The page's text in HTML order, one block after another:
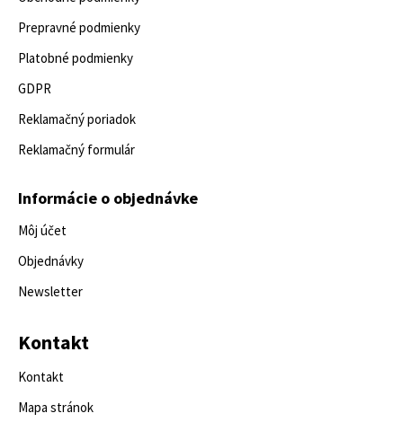
Prepravné podmienky
Platobné podmienky
GDPR
Reklamačný poriadok
Reklamačný formulár
Informácie o objednávke
Môj účet
Objednávky
Newsletter
Kontakt
Kontakt
Mapa stránok